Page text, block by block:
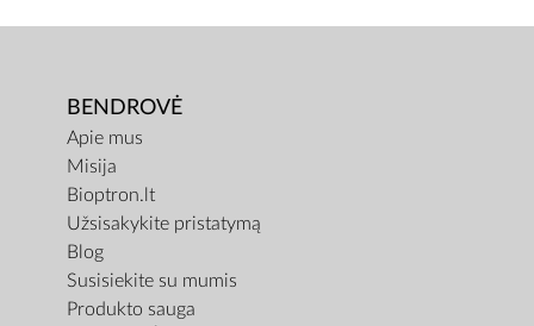
BENDROVĖ
Apie mus
Misija
Bioptron.lt
Užsisakykite pristatymą
Blog
Susisiekite su mumis
Produkto sauga